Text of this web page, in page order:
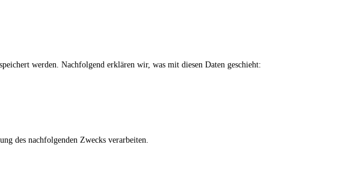
werden. Nachfolgend erklären wir, was mit diesen Daten geschieht:
des nachfolgenden Zwecks verarbeiten.